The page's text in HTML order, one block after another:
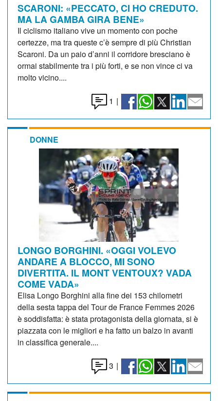
SCARONI: «PECCATO, CI HO CREDUTO.
MA LA GAMBA GIRA BENE»
Il ciclismo italiano vive un momento con poche
certezze, ma tra queste c’è sempre di più Christian
Scaroni. Da un paio d’anni il corridore bresciano è
ormai stabilmente tra i più forti, e se non vince ci va
molto vicino....
1 |
DONNE
LONGO BORGHINI. «OGGI VOLEVO
ANDARE A BLOCCO, MI SONO
DIVERTITA. IL MONT VENTOUX? VADA
COME VADA»
Elisa Longo Borghini alla fine dei 153 chilometri
della sesta tappa del Tour de France Femmes 2026
è soddisfatta: è stata protagonista della giornata, si è
piazzata con le migliori e ha fatto un balzo in avanti
in classifica generale....
3 |